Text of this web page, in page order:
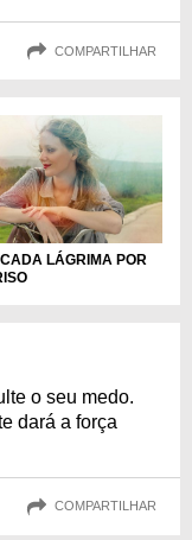
COMPARTILHAR
LÁGRIMA POR
o seu medo.
dará a força
COMPARTILHAR